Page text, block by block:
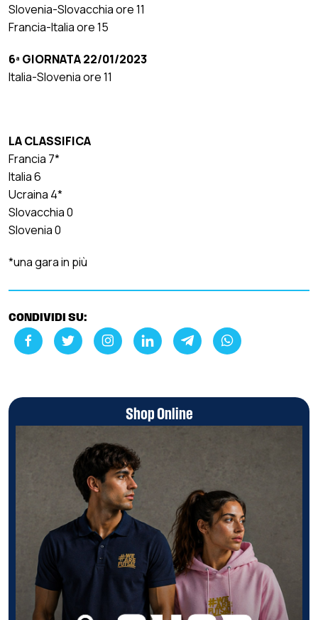
Slovenia-Slovacchia ore 11
Francia-Italia ore 15
6ª GIORNATA 22/01/2023
Italia-Slovenia ore 11
LA CLASSIFICA
Francia 7*
Italia 6
Ucraina 4*
Slovacchia 0
Slovenia 0
*una gara in più
CONDIVIDI SU:
Shop Online